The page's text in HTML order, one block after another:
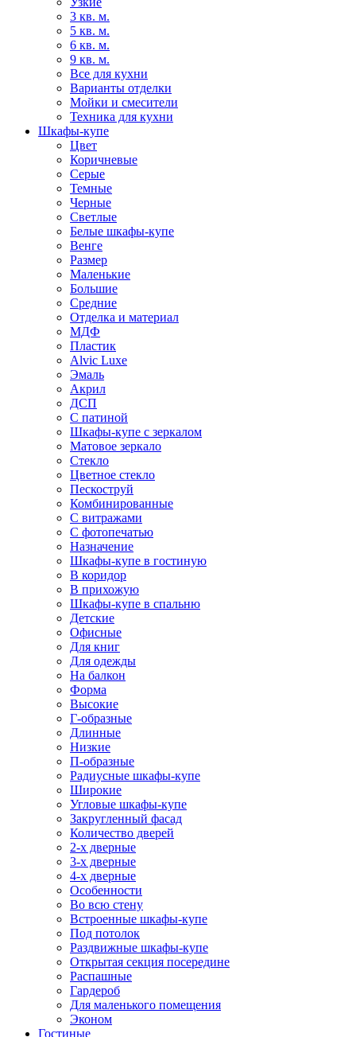
3 кв. м.
5 кв. м.
6 кв. м.
9 кв. м.
Все для кухни
Варианты отделки
Мойки и смесители
Техника для кухни
Шкафы-купе
Цвет
Коричневые
Серые
Темные
Черные
Светлые
Белые шкафы-купе
Венге
Размер
Маленькие
Большие
Средние
Отделка и материал
МДФ
Пластик
Alvic Luxe
Эмаль
Акрил
ДСП
С патиной
Шкафы-купе с зеркалом
Матовое зеркало
Стекло
Цветное стекло
Пескоструй
Комбинированные
С витражами
С фотопечатью
Назначение
Шкафы-купе в гостиную
В коридор
В прихожую
Шкафы-купе в спальню
Детские
Офисные
Для книг
Для одежды
На балкон
Форма
Высокие
Г-образные
Длинные
Низкие
П-образные
Радиусные шкафы-купе
Широкие
Угловые шкафы-купе
Закругленный фасад
Количество дверей
2-х дверные
3-х дверные
4-х дверные
Особенности
Во всю стену
Встроенные шкафы-купе
Под потолок
Раздвижные шкафы-купе
Открытая секция посередине
Распашные
Гардероб
Для маленького помещения
Эконом
Гостиные